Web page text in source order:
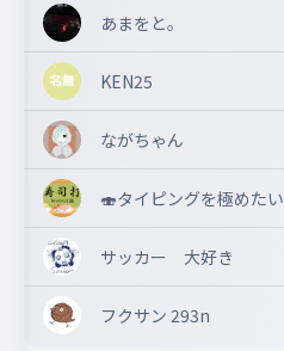
あまをと。
KEN25
ながちゃん
🍣タイピングを極めたい
サッカー 大好き
フクサン 293n